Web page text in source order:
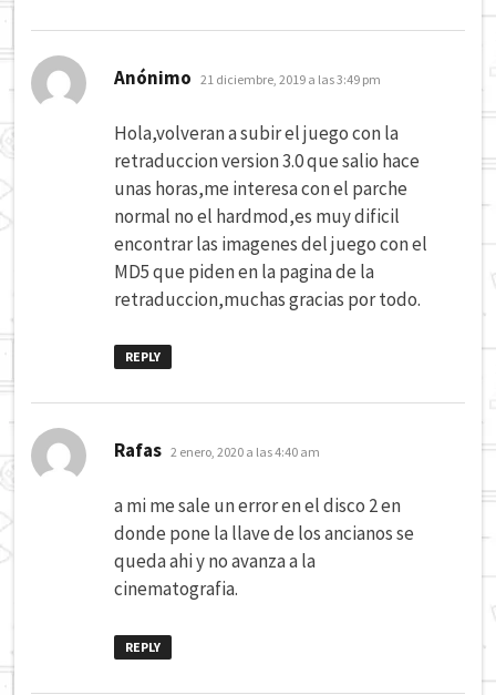
Anónimo dice:
21 diciembre, 2019 a las 3:49 pm
Hola,volveran a subir el juego con la
retraduccion version 3.0 que salio hace
unas horas,me interesa con el parche
normal no el hardmod,es muy dificil
encontrar las imagenes del juego con el
MD5 que piden en la pagina de la
retraduccion,muchas gracias por todo.
REPLY
Rafas dice:
2 enero, 2020 a las 4:40 am
a mi me sale un error en el disco 2 en
donde pone la llave de los ancianos se
queda ahi y no avanza a la
cinematografia.
REPLY